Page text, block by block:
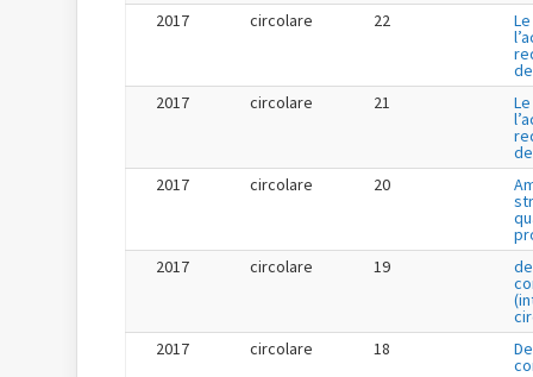
2017
circolare 22
2017
circolare 21
2017
circolare 20
2017
circolare 19
2017
circolare 18